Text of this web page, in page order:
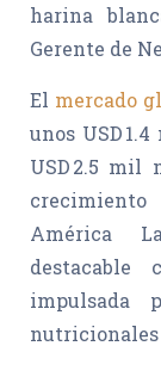
harina
Gerente de
El mercado
unos USD
USD 2.5 mil
América
destacable
impulsada
nutricionales